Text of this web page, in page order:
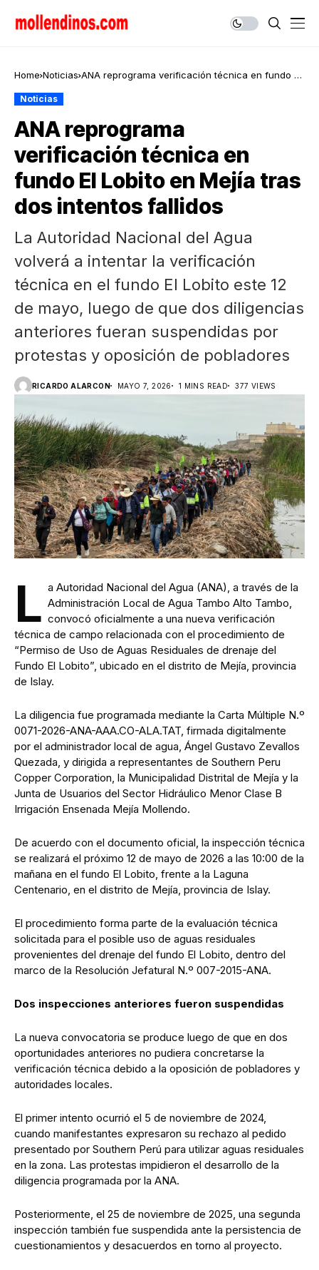
Home Noticias ANA reprograma verificación técnica en fundo El
Noticias
ANA reprograma
verificación técnica en
fundo El Lobito en Mejía tras
dos intentos fallidos
La Autoridad Nacional del Agua
volverá a intentar la verificación
técnica en el fundo El Lobito este 12
de mayo, luego de que dos diligencias
anteriores fueran suspendidas por
protestas y oposición de pobladores
RICARDO ALARCON MAYO 7, 2026 1 MINS READ 377 VIEWS
L a Autoridad Nacional del Agua (ANA), a través de la
Administración Local de Agua Tambo Alto Tambo,
convocó oficialmente a una nueva verificación
técnica de campo relacionada con el procedimiento de
“Permiso de Uso de Aguas Residuales de drenaje del
Fundo El Lobito”, ubicado en el distrito de Mejía, provincia
de Islay.
La diligencia fue programada mediante la Carta Múltiple N.º
0071-2026-ANA-AAA.CO-ALA.TAT, firmada digitalmente
por el administrador local de agua, Ángel Gustavo Zevallos
Quezada, y dirigida a representantes de Southern Peru
Copper Corporation, la Municipalidad Distrital de Mejía y la
Junta de Usuarios del Sector Hidráulico Menor Clase B
Irrigación Ensenada Mejía Mollendo.
De acuerdo con el documento oficial, la inspección técnica
se realizará el próximo 12 de mayo de 2026 a las 10:00 de la
mañana en el fundo El Lobito, frente a la Laguna
Centenario, en el distrito de Mejía, provincia de Islay.
El procedimiento forma parte de la evaluación técnica
solicitada para el posible uso de aguas residuales
provenientes del drenaje del fundo El Lobito, dentro del
marco de la Resolución Jefatural N.º 007-2015-ANA.
Dos inspecciones anteriores fueron suspendidas
La nueva convocatoria se produce luego de que en dos
oportunidades anteriores no pudiera concretarse la
verificación técnica debido a la oposición de pobladores y
autoridades locales.
El primer intento ocurrió el 5 de noviembre de 2024,
cuando manifestantes expresaron su rechazo al pedido
presentado por Southern Perú para utilizar aguas residuales
en la zona. Las protestas impidieron el desarrollo de la
diligencia programada por la ANA.
Posteriormente, el 25 de noviembre de 2025, una segunda
inspección también fue suspendida ante la persistencia de
cuestionamientos y desacuerdos en torno al proyecto.